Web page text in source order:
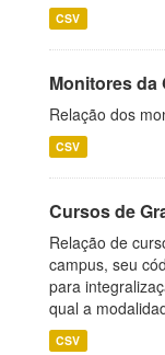
CSV
Monitores da
Relação dos
CSV
Cursos de
Relação de
campus, seu
para
qual a
CSV